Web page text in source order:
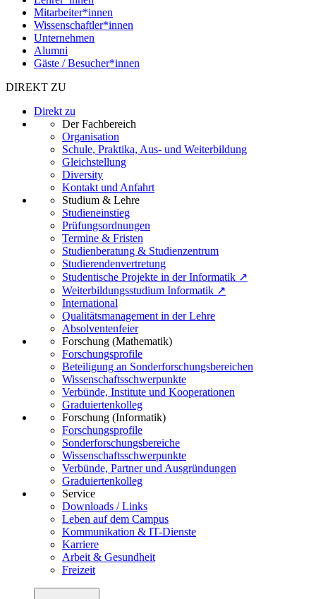
Mitarbeiter*innen
Wissenschaftler*innen
Unternehmen
Alumni
Gäste / Besucher*innen
DIREKT ZU
Direkt zu
Der Fachbereich
Organisation
Schule, Praktika, Aus- und Weiterbildung
Gleichstellung
Diversity
Kontakt und Anfahrt
Studium & Lehre
Studieneinstieg
Prüfungsordnungen
Termine & Fristen
Studienberatung & Studienzentrum
Studierendenvertretung
Studentische Projekte in der Informatik ↗
Weiterbildungsstudium Informatik ↗
International
Qualitätsmanagement in der Lehre
Absolventenfeier
Forschung (Mathematik)
Forschungsprofile
Beteiligung an Sonderforschungsbereichen
Wissenschaftsschwerpunkte
Verbünde, Institute und Kooperationen
Graduiertenkolleg
Forschung (Informatik)
Forschungsprofile
Sonderforschungsbereiche
Wissenschaftsschwerpunkte
Verbünde, Partner und Ausgründungen
Graduiertenkolleg
Service
Downloads / Links
Leben auf dem Campus
Kommunikation & IT-Dienste
Karriere
Arbeit & Gesundheit
Freizeit